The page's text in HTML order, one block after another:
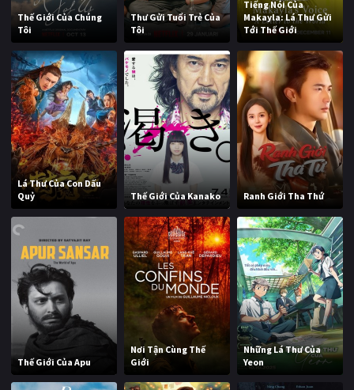
Thế Giới Của Chúng
Tôi
Thư Gửi Tuổi Trẻ Của
Tôi
Tiếng Nói Của
Makayla: Lá Thư Gửi
Tới Thế Giới
Lá Thư Của Con Dấu
Quỷ
Thế Giới Của Kanako Ranh Giới Tha Thứ
Thế Giới Của Apu
Nơi Tận Cùng Thế
Giới
Những Lá Thư Của
Yeon